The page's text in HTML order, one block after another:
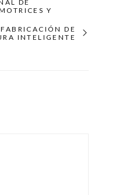
DE
Y
DE
INTELIGENTE